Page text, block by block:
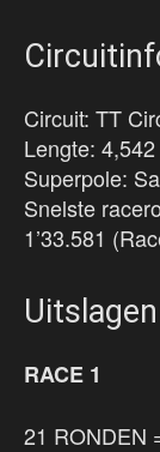
Circuit: TT
Lengte:
Superpole:
Snelste
1’33.581
Uitslagen
RACE 1
21 RONDEN